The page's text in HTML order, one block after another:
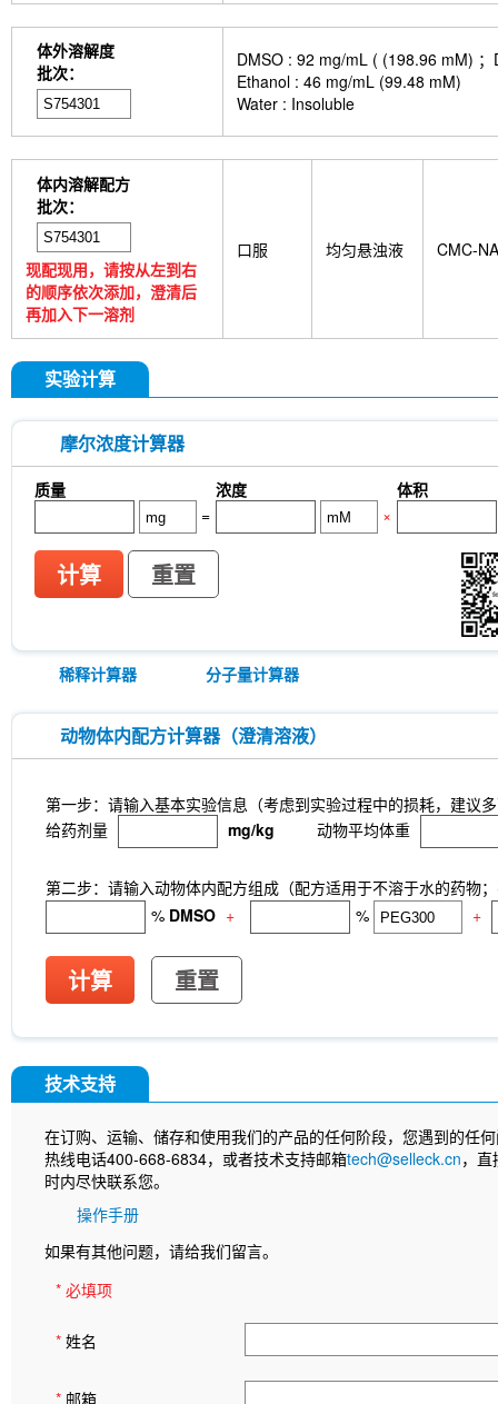
体外溶解度
批次：
DMSO : 92 mg/mL ( (198.96 mM)
Ethanol : 46 mg/mL (99.48 mM)
Water : Insoluble
体内溶解配方
批次：
现配现用，请按从左到右
的顺序依次添加，澄清后
再加入下一溶剂
口服 均匀悬浊液 CMC-NA
实验计算
摩尔浓度计算器
质量 浓度
体积
=
×
计算 重置
稀释计算器 分子量计算器
动物体内配方计算器（澄清溶液）
第一步：请输入基本实验信息（考虑到实验过程中的损耗，建议
给药剂量
mg/kg 动物平均体重
第二步：请输入动物体内配方组成（配方适用于不溶于水的药物
% DMSO + % +
计算 重置
技术支持
在订购、运输、储存和使用我们的产品的任何阶段，您遇到的任
热线电话400-668-6834，或者技术支持邮箱tech@selleck.cn，
时内尽快联系您。
操作手册
如果有其他问题，请给我们留言。
* 必填项
* 姓名
* 邮箱